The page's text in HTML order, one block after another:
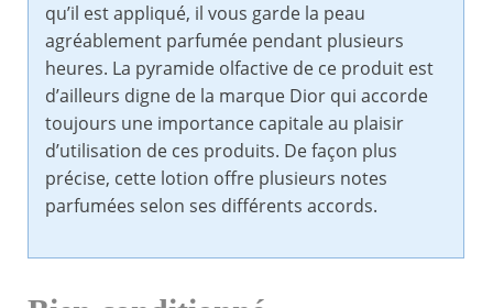
qu’il est appliqué, il vous garde la peau
agréablement parfumée pendant plusieurs
heures. La pyramide olfactive de ce produit est
d’ailleurs digne de la marque Dior qui accorde
toujours une importance capitale au plaisir
d’utilisation de ces produits. De façon plus
précise, cette lotion offre plusieurs notes
parfumées selon ses différents accords.